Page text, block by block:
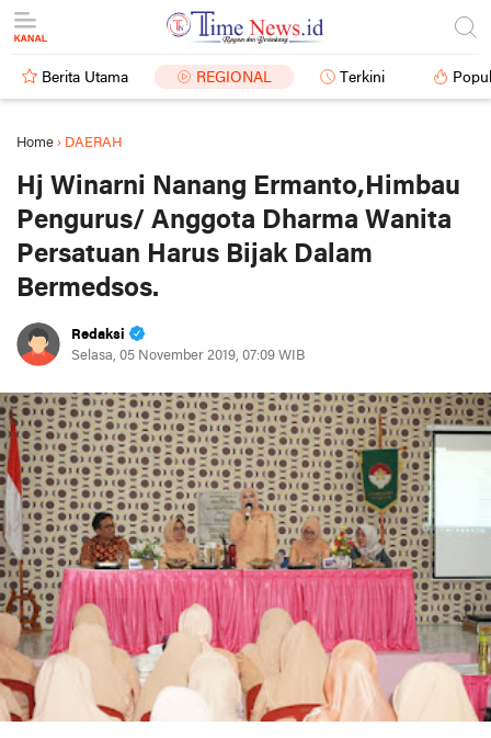
Berita Utama REGIONAL Terkini
Home › DAERAH
Hj Winarni Nanang Ermanto,Himbau
Pengurus/ Anggota Dharma Wanita
Persatuan Harus Bijak Dalam
Bermedsos.
Redaksi
Selasa, 05 November 2019, 07:09 WIB